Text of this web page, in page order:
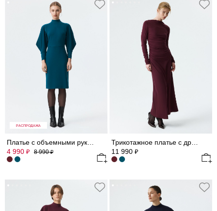
РАСПРОДАЖА
4 990 ₽ 8 990₽
11 990 ₽